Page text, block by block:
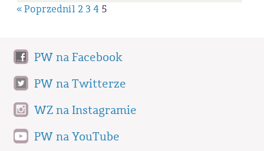
« Poprzedni1 2 3 4 5
PW na Facebook
PW na Twitterze
WZ na Instagramie
PW na YouTube